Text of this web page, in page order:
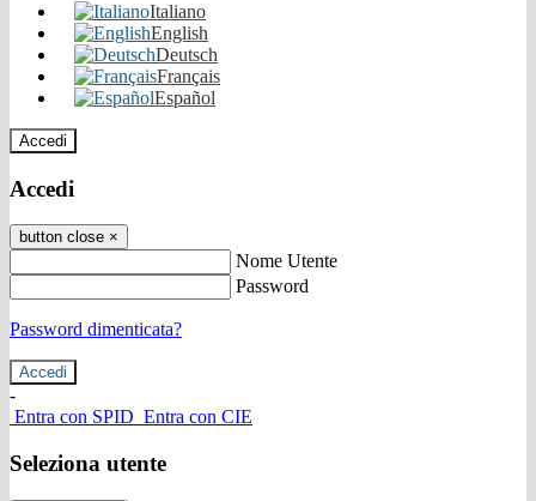
Italiano
English
Deutsch
Français
Español
Accedi
Accedi
button close ×
Nome Utente
Password
Password dimenticata?
-
Entra con SPID Entra con CIE
Seleziona utente